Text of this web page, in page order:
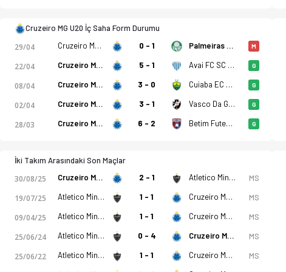
Cruzeiro MG U20 İç Saha Form Durumu
29/04 Cruzeiro MG U20 0 - 1 Palmeiras U20 M
22/04 Cruzeiro MG U20 5 - 1 Avai FC SC U20 G
08/04 Cruzeiro MG U20 3 - 0 Cuiaba EC MT U20 G
02/04 Cruzeiro MG U20 3 - 1 Vasco Da Gama U20 G
28/03 Cruzeiro MG U20 6 - 2 Betim Futebol U20 G
İki Takım Arasındaki Son Maçlar
30/08/25 Cruzeiro MG U20 2 - 1 Atletico Mineiro U20 MS
19/07/25 Atletico Mineiro U20 1 - 1 Cruzeiro MG U20 MS
09/04/25 Atletico Mineiro U20 1 - 1 Cruzeiro MG U20 MS
25/06/24 Atletico Mineiro U20 0 - 4 Cruzeiro MG U20 MS
25/06/22 Atletico Mineiro U20 1 - 1 Cruzeiro MG U20 MS